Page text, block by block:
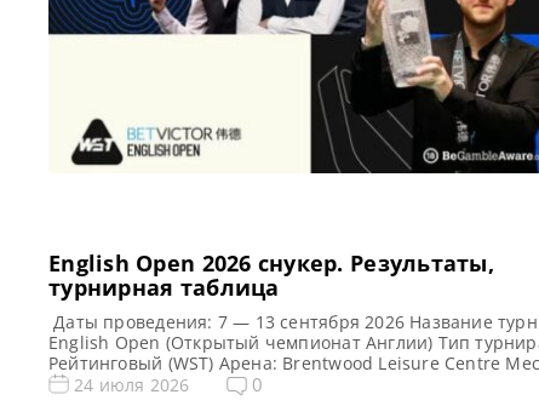
English Open 2026 cнукер. Результаты,
турнирная таблица
Даты проведения: 7 — 13 сентября 2026 Название
English Open (Открытый чемпионат Англии) Тип
Рейтинговый (WST) Арена: Brentwood Leisure Centre
проведения (населенный пункт, город, страна):
24 июля 2026 0